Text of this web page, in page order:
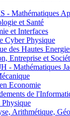
Mathématiques
et Santé
et Interfaces
Cyber Physique
des Hautes
Entreprise et
Mathématiques
Economie
de
Arithmétique,